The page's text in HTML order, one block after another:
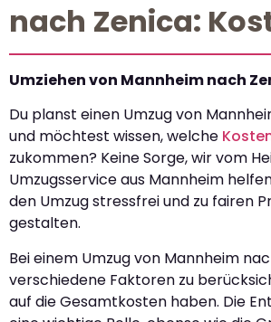
nach Zenica:
Umziehen von Mannheim nach
Du planst einen Umzug von
und möchtest wissen, welche
zukommen? Keine Sorge, wir vom
Umzugsservice aus Mannheim
den Umzug stressfrei und zu fairen
gestalten.
Bei einem Umzug von Mannheim
verschiedene Faktoren zu
auf die Gesamtkosten haben. Die